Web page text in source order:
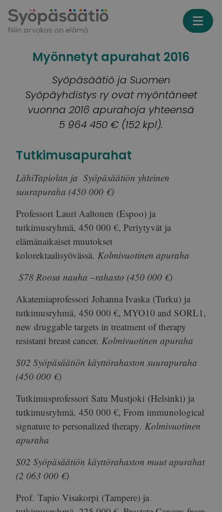
Myönnetyt apurahat 2016
Syöpäsäätiö ja Suomen
Syöpäyhdistys ry ovat myöntäneet
vuonna 2016 apurahoja yhteensä
5 964 450 € (152 kpl).
Tutkimusapurahat
LähiTapiolan ja Syöpäsäätiön yhteinen
suurapuraha (450 000 €)
Professori Lauri Aaltonen (Espoo) ja
tutkimusryhmä, 450 000 €, Periytyvät ja
elämänaikaiset muutokset
kolorektaalisyövässä. Kolmivuotinen apuraha
S78 Roosa nauha –rahasto (450 000 €)
Akatemiaprofessori Johanna Ivaska (Turku) ja
tutkimusryhmä, 450 000 €, MYO10 and SORL1,
new druggable targets in treatment of therapy
resistant breast cancer. Kolmivuotinen apuraha
S02 Syöpäsäätiön käyttörahaston suurapuraha
(450 000 €)
Tutkimusprofessori Satu Mustjoki (Helsinki) ja
tutkimusryhmä, 450 000 €, From immunological
signature to personalized therapy. Kolmivuotinen
apuraha
S02 Syöpäsäätiön käyttörahaston muut apurahat
(2 063 000 €)
Prof. Tapio Visakorpi (Tampere) ja